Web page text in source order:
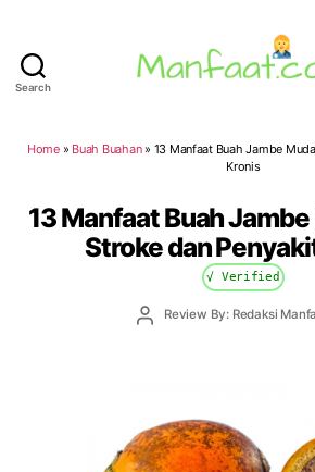
Search
Home» Buah Buahan» 13 Manfaat Buah Jambe
Kronis
13 Manfaat Buah
Stroke dan
√ Verified
PostReview By: Redaksi